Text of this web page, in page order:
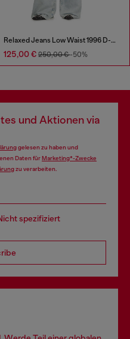
Relaxed Jeans Low Waist 1996 D-Sire
125,00 € 250,00 €-50%
und Aktionen via
gelesen zu haben und
Daten fürMarketing*-Zwecke
zu verarbeiten.
spezifiziert